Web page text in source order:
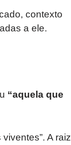
contexto
a ele.
“aquela que
A raiz